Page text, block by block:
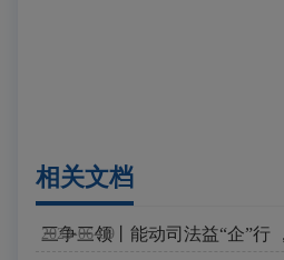
相关文档
2023-06-09
三争三领丨能动司法益“企”行